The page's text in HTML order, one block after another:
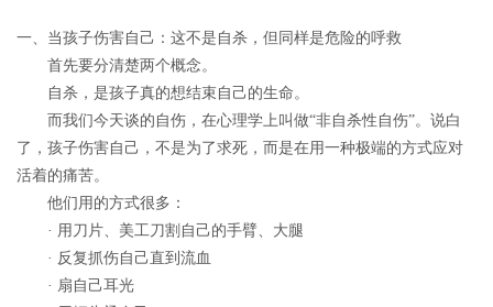
一、当孩子伤害自己：这不是自杀，但同样是危险的呼救
首先要分清楚两个概念。
自杀 ，是孩子真的想结束自己的生命。
而我们今天谈的 自伤 ，在心理学上叫做“非自杀性自伤”。说白
了， 孩子伤害自己，不是为了求死，而是在用一种极端的方式应对
活着的痛苦。
他们用的方式很多：
· 用刀片、美工刀割自己的手臂、大腿
· 反复抓伤自己直到流血
· 扇自己耳光